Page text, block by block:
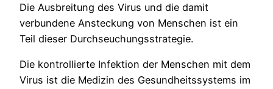
Die Ausbreitung des Virus und die damit
verbundene Ansteckung von Menschen ist ein
Teil dieser Durchseuchungsstrategie.
Die kontrollierte Infektion der Menschen mit dem
Virus ist die Medizin des Gesundheitssystems im